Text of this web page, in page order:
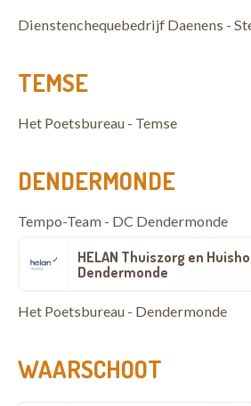
Dienstenchequebedrijf Daenens -
TEMSE
Het Poetsbureau - Temse
DENDERMONDE
Tempo-Team - DC Dendermonde
HELAN Thuiszorg en
Dendermonde
Het Poetsbureau - Dendermonde
WAARSCHOOT